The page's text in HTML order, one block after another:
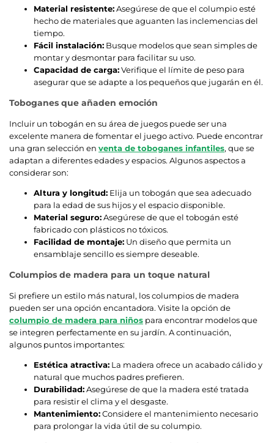
Material resistente:Asegúrese de que el columpio esté
hecho de materiales que aguanten las inclemencias del
tiempo.
Fácil instalación: Busque modelos que sean simples de
montar y desmontar para facilitar su uso.
Capacidad de carga:Verifique el límite de peso para
asegurar que se adapte a los pequeños que jugarán en él.
Toboganes que añaden emoción
Incluir un tobogán en su área de juegos puede ser una
excelente manera de fomentar el juego activo. Puede encontrar
una gran selección en venta de toboganes infantiles, que se
adaptan a diferentes edades y espacios. Algunos aspectos a
considerar son:
Altura y longitud: Elija un tobogán que sea adecuado
para la edad de sus hijos y el espacio disponible.
Material seguro:Asegúrese de que el tobogán esté
fabricado con plásticos no tóxicos.
Facilidad de montaje: Un diseño que permita un
ensamblaje sencillo es siempre deseable.
Columpios de madera para un toque natural
Si prefiere un estilo más natural, los columpios de madera
pueden ser una opción encantadora. Visite la opción de
columpio de madera para niños para encontrar modelos que
se integren perfectamente en su jardín. A continuación,
algunos puntos importantes:
Estética atractiva: La madera ofrece un acabado cálido y
natural que muchos padres prefieren.
Durabilidad:Asegúrese de que la madera esté tratada
para resistir el clima y el desgaste.
Mantenimiento:Considere el mantenimiento necesario
para prolongar la vida útil de su columpio.